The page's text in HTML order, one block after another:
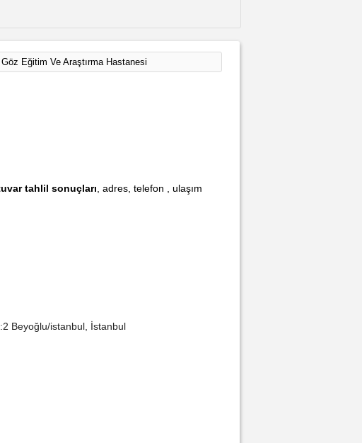
Eğitim Ve Araştırma Hastanesi
tahlil sonuçları , adres, telefon , ulaşım
Beyoğlu/istanbul, İstanbul